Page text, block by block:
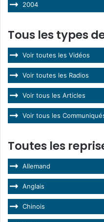
2004
Tous les types
Voir toutes les Vidéos
Voir toutes les Radios
Voir tous les Articles
Voir tous les
Toutes les
Allemand
Anglais
Chinois